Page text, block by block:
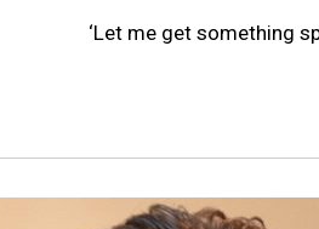
‘Let me get something